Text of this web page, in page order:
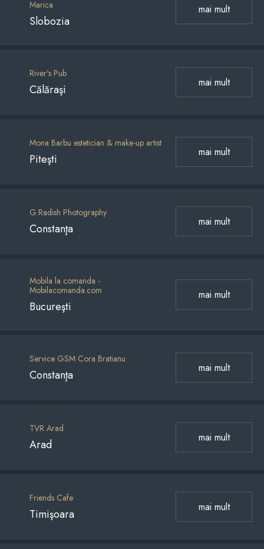
Marica
Slobozia
mai mult
River's Pub
Călăraşi mai mult
Mona Barbu estetician & make-up artist
Piteşti mai mult
G.Radish Photography
Constanţa mai mult
Mobila la comanda -
Mobilacomanda.com
Bucureşti
mai mult
Service GSM Cora Bratianu
Constanţa mai mult
TVR Arad
Arad mai mult
Friends Cafe
Timişoara mai mult